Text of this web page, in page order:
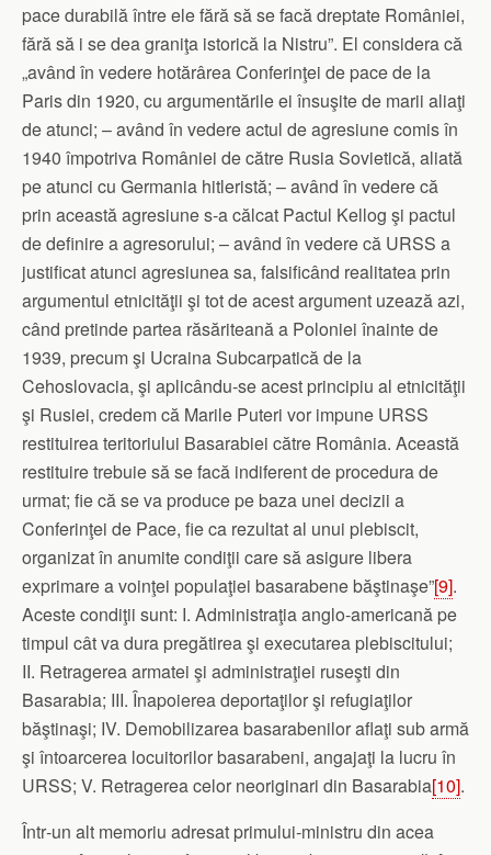
pace durabilă între ele fără să se facă dreptate Români­ei,
fără să i se dea graniţa istorică la Nistru”. El considera că
„având în vedere hotărârea Conferinţei de pace de la
Paris din 1920, cu argumentările ei însuşite de marii aliaţi
de atunci; – având în vedere actul de agresiune comis în
1940 împotriva României de către Rusia Sovietică, aliată
pe atunci cu Germania hitleristă; – având în vedere că
prin această agresiune s‑a călcat Pactul Kellog şi pactul
de definire a agresorului; – având în vedere că URSS a
justificat atunci agresiunea sa, falsificând realitatea prin
argumentul etnicităţii şi tot de acest argument uzează azi,
când pretinde partea răsăriteană a Polo­niei înainte de
1939, precum şi Ucraina Subcarpatică de la
Cehoslovacia, şi aplicându‑se acest principiu al etnicităţii
şi Rusiei, credem că Marile Puteri vor impune URSS
restituirea teri­toriului Basarabiei către România. Această
restituire trebuie să se facă indiferent de procedura de
urmat; fie că se va produce pe baza unei decizii a
Conferinţei de Pace, fie ca rezultat al unui plebiscit,
organizat în anumite condiţii care să asigure libera
exprimare a voinţei populaţiei basarabene băştinaşe”[9].
Aceste condiţii sunt: I. Administraţia anglo‑americană pe
timpul cât va dura pregătirea şi executarea plebiscitului;
II. Retragerea armatei şi administraţiei ruseşti din
Basarabia; III. Înapoierea deportaţilor şi refugiaţilor
băştinaşi; IV. Demobilizarea basarabenilor aflaţi sub armă
şi întoarcerea locuitorilor basarabeni, angajaţi la lucru în
URSS; V. Retragerea celor neoriginari din Basarabia[10].
Într‑un alt memoriu adresat primului‑ministru din acea